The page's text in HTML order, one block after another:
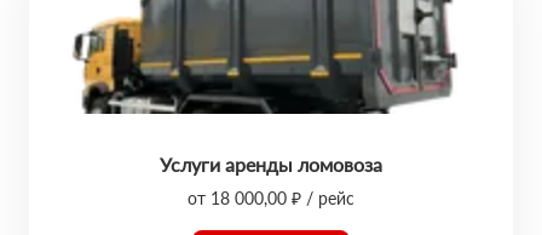
Услуги аренды ломовоза
от 18 000,00 ₽ / рейс